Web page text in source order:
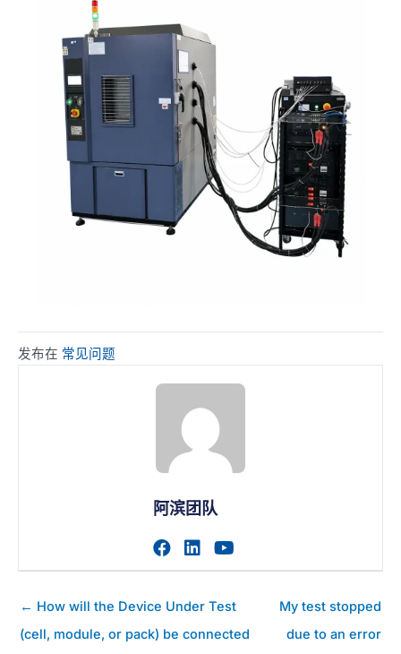
发布在 常见问题
阿滨团队
访问作者的facebook个人主
访问作者的linkedin个人
导
← How will the Device Under Test
(cell, module, or pack) be connected
My test stopped
due to an error